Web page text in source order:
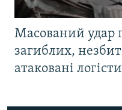
Масований удар
загиблих,
атаковані